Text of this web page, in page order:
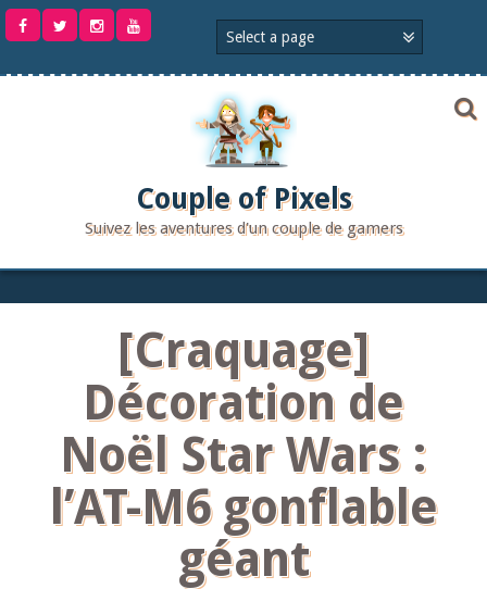
Aller
Couple of Pixels
Suivez les aventures d'un couple de gamers
[Craquage]
Décoration de
Noël Star Wars :
l’AT-M6 gonflable
géant